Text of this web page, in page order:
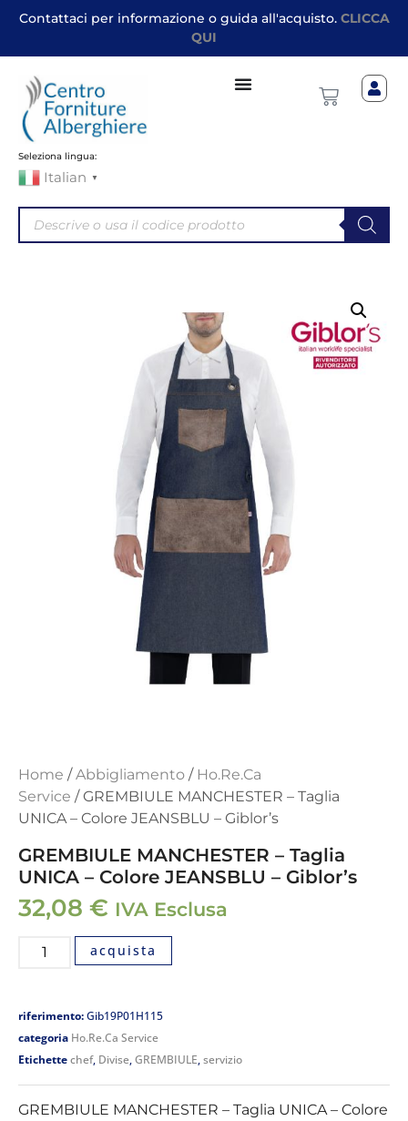
Contattaci per informazione o guida all'acquisto. CLICCA
QUI
Seleziona lingua:
Italian ▼
Home /Abbigliamento / Ho.Re.Ca
Service / GREMBIULE MANCHESTER – Taglia
UNICA – Colore JEANSBLU – Giblor’s
GREMBIULE MANCHESTER – Taglia
UNICA – Colore JEANSBLU – Giblor’s
32,08 € IVA Esclusa
acquista
riferimento:Gib19P01H115
categoria Ho.Re.Ca Service
Etichettechef, Divise,GREMBIULE,servizio
GREMBIULE MANCHESTER – Taglia UNICA – Colore